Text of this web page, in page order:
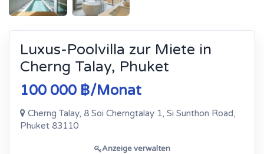
Luxus-Poolvilla zur Miete in
Cherng Talay, Phuket
100 000 ฿/Monat
Cherng Talay, 8 Soi Cherngtalay 1, Si Sunthon Road,
Phuket 83110
Anzeige verwalten